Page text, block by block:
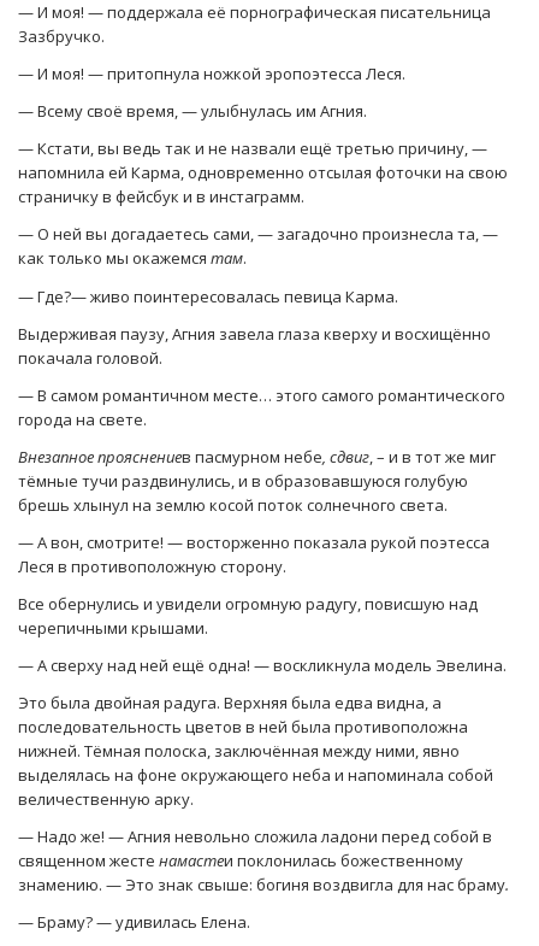
— И моя! — поддержала её порнографическая писательница
Зазбручко.
— И моя! — притопнула ножкой эропоэтесса Леся.
— Всему своё время, — улыбнулась им Агния.
— Кстати, вы ведь так и не назвали ещё третью причину, —
напомнила ей Карма, одновременно отсылая фоточки на свою
страничку в фейсбук и в инстаграмм.
— О ней вы догадаетесь сами, — загадочно произнесла та, —
как только мы окажемся там.
— Где?— живо поинтересовалась певица Карма.
Выдерживая паузу, Агния завела глаза кверху и восхищённо
покачала головой.
— В самом романтичном месте… этого самого романтического
города на свете.
Внезапное прояснениев пасмурном небе, сдвиг, – и в тот же миг
тёмные тучи раздвинулись, и в образовавшуюся голубую
брешь хлынул на землю косой поток солнечного света.
— А вон, смотрите! — восторженно показала рукой поэтесса
Леся в противоположную сторону.
Все обернулись и увидели огромную радугу, повисшую над
черепичными крышами.
— А сверху над ней ещё одна! — воскликнула модель Эвелина.
Это была двойная радуга. Верхняя была едва видна, а
последовательность цветов в ней была противоположна
нижней. Тёмная полоска, заключённая между ними, явно
выделялась на фоне окружающего неба и напоминала собой
величественную арку.
— Надо же! — Агния невольно сложила ладони перед собой в
священном жесте намастеи поклонилась божественному
знамению. — Это знак свыше: богиня воздвигла для нас браму.
— Браму? — удивилась Елена.